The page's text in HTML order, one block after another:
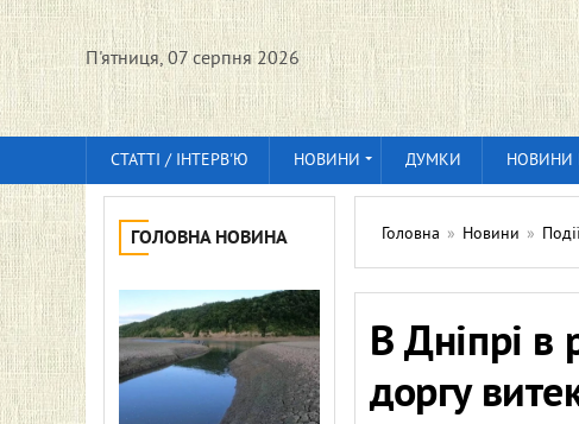
П'ятниця, 07 серпня 2026
СТАТТІ / ІНТЕРВ'Ю НОВИНИ ДУМКИ НОВИНИ
ГОЛОВНА НОВИНА Головна » Новини »
В Дніпрі в
доргу